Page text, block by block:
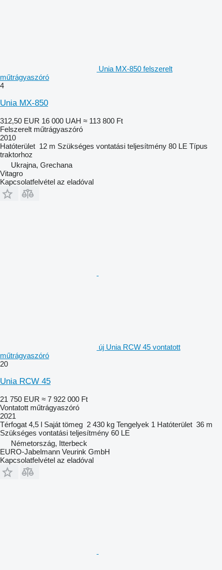
Unia MX-850 felszerelt
műtrágyaszóró
4
Unia MX-850
312,50 EUR 16 000 UAH ≈ 113 800 Ft
Felszerelt műtrágyaszóró
2010
Hatóterület 12 m Szükséges vontatási teljesítmény 80 LE Típus
traktorhoz
Ukrajna, Grechana
Vitagro
Kapcsolatfelvétel az eladóval
új Unia RCW 45 vontatott
műtrágyaszóró
20
Unia RCW 45
21 750 EUR ≈ 7 922 000 Ft
Vontatott műtrágyaszóró
2021
Térfogat 4,5 l Saját tömeg 2 430 kg Tengelyek 1 Hatóterület 36 m
Szükséges vontatási teljesítmény 60 LE
Németország, Itterbeck
EURO-Jabelmann Veurink GmbH
Kapcsolatfelvétel az eladóval